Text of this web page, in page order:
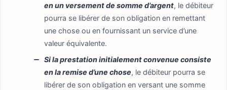
en un versement de somme d’argent, le débiteur
pourra se libérer de son obligation en remettant
une chose ou en fournissant un service d’une
valeur équivalente.
Si la prestation initialement convenue consiste
en la remise d’une chose, le débiteur pourra se
libérer de son obligation en versant une somme